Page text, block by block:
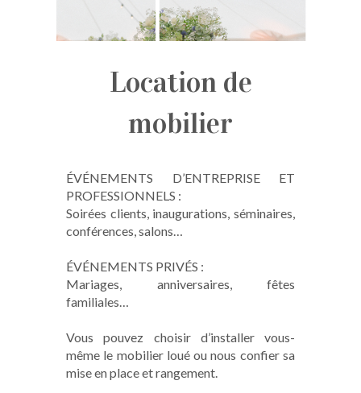
Location de
mobilier
ÉVÉNEMENTS D’ENTREPRISE ET
PROFESSIONNELS :
Soirées clients, inaugurations, séminaires,
conférences, salons…
ÉVÉNEMENTS PRIVÉS :
Mariages, anniversaires, fêtes
familiales…
Vous pouvez choisir d’installer vous-
même le mobilier loué ou nous confier sa
mise en place et rangement.